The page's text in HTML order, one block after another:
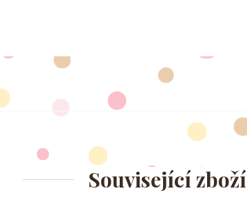
Související zboží